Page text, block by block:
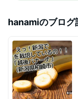
hanamiのブログ